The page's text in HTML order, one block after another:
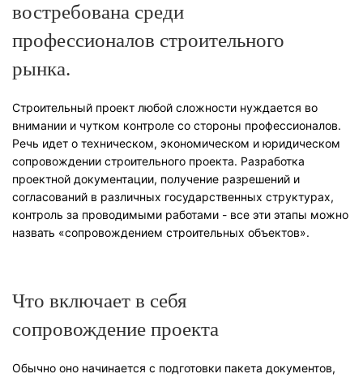
востребована среди
профессионалов строительного
рынка.
Строительный проект любой сложности нуждается во
внимании и чутком контроле со стороны профессионалов.
Речь идет о техническом, экономическом и юридическом
сопровождении строительного проекта. Разработка
проектной документации, получение разрешений и
согласований в различных государственных структурах,
контроль за проводимыми работами - все эти этапы можно
назвать «сопровождением строительных объектов».
Что включает в себя
сопровождение проекта
Обычно оно начинается с подготовки пакета документов,